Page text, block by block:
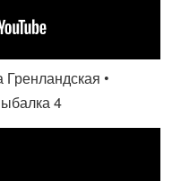
Гренландская •
4